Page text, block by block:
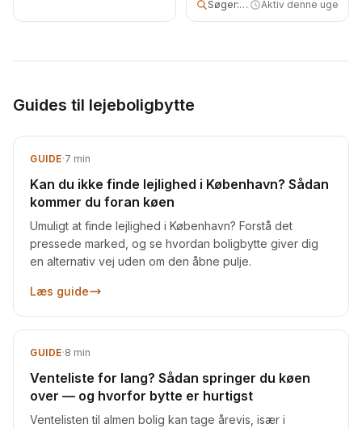
Søger:lejebolig
Aktiv denne uge
Guides til lejeboligbytte
GUIDE·7 min
Kan du ikke finde lejlighed i København? Sådan
kommer du foran køen
Umuligt at finde lejlighed i København? Forstå det
pressede marked, og se hvordan boligbytte giver dig
en alternativ vej uden om den åbne pulje.
Læs guide
GUIDE·8 min
Venteliste for lang? Sådan springer du køen
over — og hvorfor bytte er hurtigst
Ventelisten til almen bolig kan tage årevis, især i